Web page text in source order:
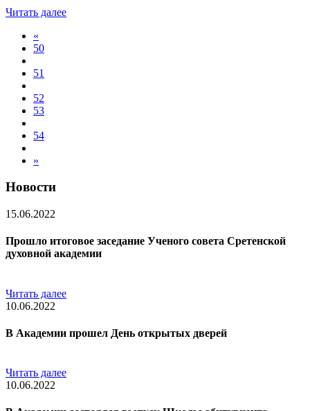
Читать далее
«
50
51
52
53
54
»
Новости
15.06.2022
Прошло итоговое заседание Ученого совета Сретенской
духовной академии
Читать далее
10.06.2022
В Академии прошел День открытых дверей
Читать далее
10.06.2022